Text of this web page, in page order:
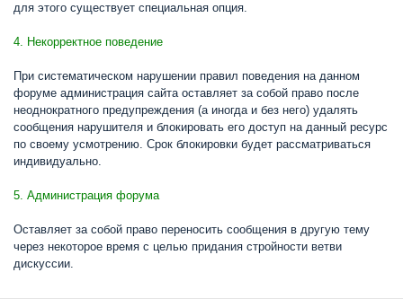
для этого существует специальная опция.
4. Некорректное поведение
При систематическом нарушении правил поведения на данном
форуме администрация сайта оставляет за собой право после
неоднократного предупреждения (а иногда и без него) удалять
сообщения нарушителя и блокировать его доступ на данный ресурс
по своему усмотрению. Срок блокировки будет рассматриваться
индивидуально.
5. Администрация форума
Оставляет за собой право переносить сообщения в другую тему
через некоторое время с целью придания стройности ветви
дискуссии.